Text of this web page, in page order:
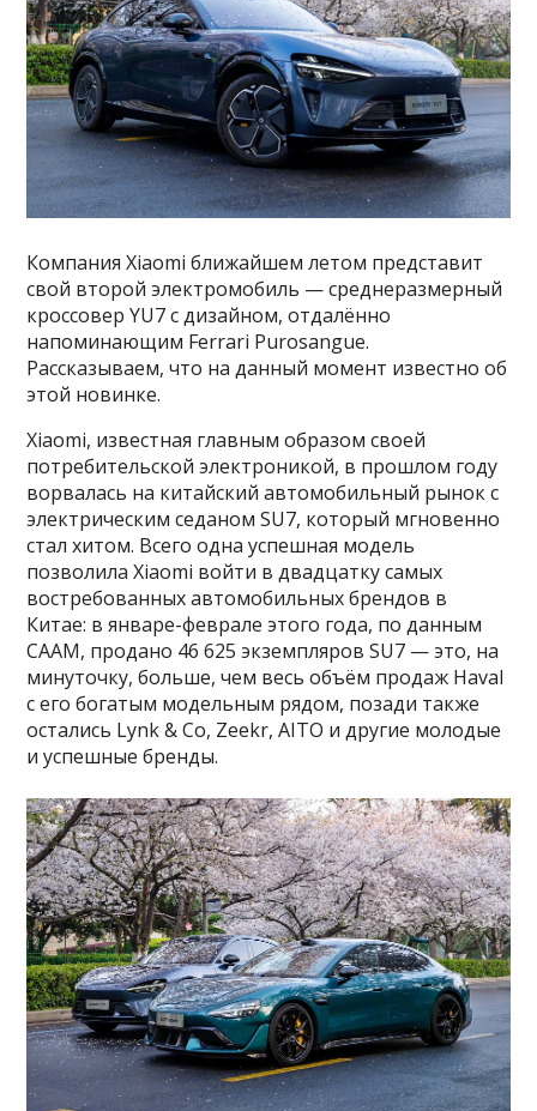
Компания Xiaomi ближайшем летом представит
свой второй электромобиль — среднеразмерный
кроссовер YU7 с дизайном, отдалённо
напоминающим Ferrari Purosangue.
Рассказываем, что на данный момент известно об
этой новинке.
Xiaomi, известная главным образом своей
потребительской электроникой, в прошлом году
ворвалась на китайский автомобильный рынок с
электрическим седаном SU7, который мгновенно
стал хитом. Всего одна успешная модель
позволила Xiaomi войти в двадцатку самых
востребованных автомобильных брендов в
Китае: в январе-феврале этого года, по данным
CAAM, продано 46 625 экземпляров SU7 — это, на
минуточку, больше, чем весь объём продаж Haval
с его богатым модельным рядом, позади также
остались Lynk & Co, Zeekr, AITO и другие молодые
и успешные бренды.